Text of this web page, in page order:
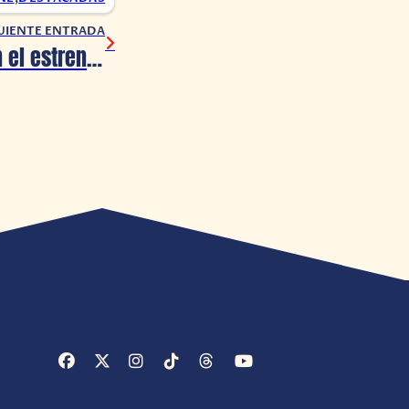
ENTRADA
Se le declara en el estreno de Spider-Man… sale mal